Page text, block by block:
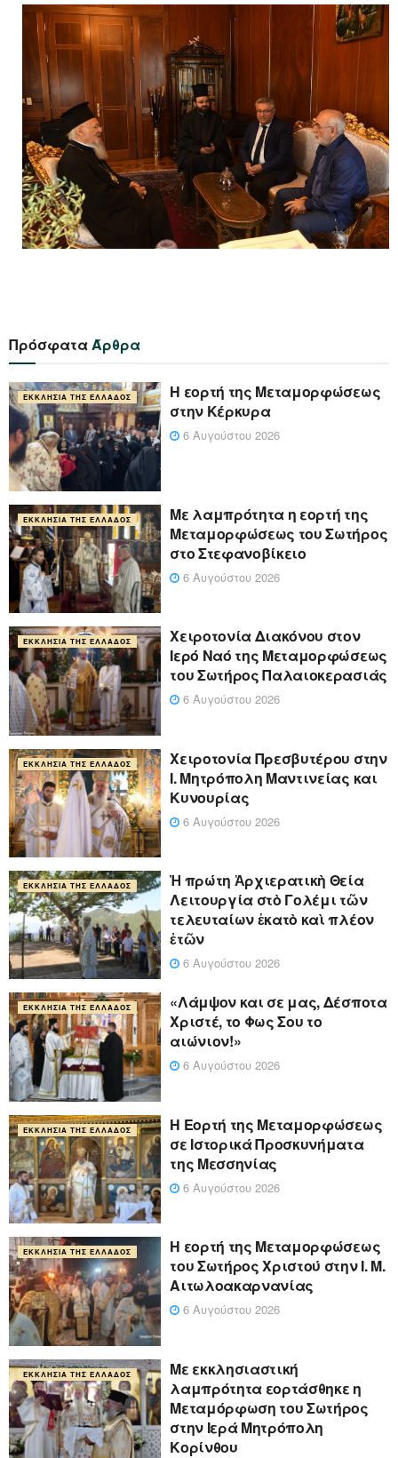
ΠρόσφαταΆρθρα
ΕΚΚΛΗΣΊΑ ΤΗΣ ΕΛΛΆΔΟΣ
Η εορτή της Μεταμορφώσεως
στην Κέρκυρα
6 Αυγούστου 2026
ΕΚΚΛΗΣΊΑ ΤΗΣ ΕΛΛΆΔΟΣ
Με λαμπρότητα η εορτή της
Μεταμορφώσεως του Σωτήρος
στο Στεφανοβίκειο
6 Αυγούστου 2026
ΕΚΚΛΗΣΊΑ ΤΗΣ ΕΛΛΆΔΟΣ
Χειροτονία Διακόνου στον
Ιερό Ναό της Μεταμορφώσεως
του Σωτήρος Παλαιοκερασιάς
6 Αυγούστου 2026
ΕΚΚΛΗΣΊΑ ΤΗΣ ΕΛΛΆΔΟΣ
Xειροτονία Πρεσβυτέρου στην
Ι. Μητρόπολη Μαντινείας και
Κυνουρίας
6 Αυγούστου 2026
ΕΚΚΛΗΣΊΑ ΤΗΣ ΕΛΛΆΔΟΣ
Ἡ πρώτη Ἀρχιερατικὴ Θεία
Λειτουργία στὸ Γολέμι τῶν
τελευταίων ἑκατὸ καὶ πλέον
ἐτῶν
6 Αυγούστου 2026
ΕΚΚΛΗΣΊΑ ΤΗΣ ΕΛΛΆΔΟΣ
«Λάμψον και σε μας, Δέσποτα
Χριστέ, το Φως Σου το
αιώνιον!»
6 Αυγούστου 2026
ΕΚΚΛΗΣΊΑ ΤΗΣ ΕΛΛΆΔΟΣ
Η Εορτή της Μεταμορφώσεως
σε Ιστορικά Προσκυνήματα
της Μεσσηνίας
6 Αυγούστου 2026
ΕΚΚΛΗΣΊΑ ΤΗΣ ΕΛΛΆΔΟΣ
Η εορτή της Μεταμορφώσεως
του Σωτήρος Χριστού στην Ι. Μ.
Αιτωλοακαρνανίας
6 Αυγούστου 2026
ΕΚΚΛΗΣΊΑ ΤΗΣ ΕΛΛΆΔΟΣ
Με εκκλησιαστική
λαμπρότητα εορτάσθηκε η
Μεταμόρφωση του Σωτήρος
στην Ιερά Μητρόπολη
Κορίνθου